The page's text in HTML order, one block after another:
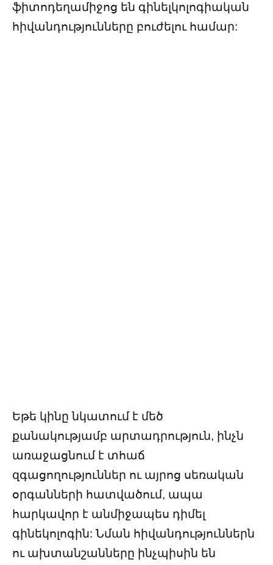
ֆիտոդեղամիջոց են գինելկոլոգիական
հիվանդությունները բուժելու համար:
Եթե կինը նկատում է մեծ
քանակությամբ արտադրություն, ինչն
առաջացնում է տհաճ
զգացողություններ ու այրոց սեռական
օրգանների հատվածում, ապա
հարկավոր է անմիջապես դիմել
գինեկոլոգին: Նման հիվանդություններն
ու ախտանշանները ինչպիսին են